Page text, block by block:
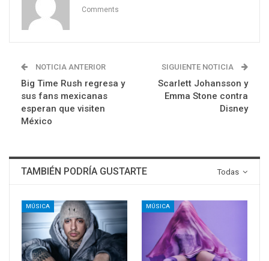
Comments
NOTICIA ANTERIOR
Big Time Rush regresa y
sus fans mexicanas
esperan que visiten
México
SIGUIENTE NOTICIA
Scarlett Johansson y
Emma Stone contra
Disney
Todas
TAMBIÉN PODRÍA GUSTARTE
MÚSICA MÚSICA